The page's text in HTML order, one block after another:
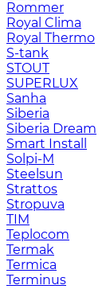
Rommer
Royal Clima
Royal Thermo
S-tank
STOUT
SUPERLUX
Sanha
Siberia
Siberia Dream
Smart Install
Solpi-M
Steelsun
Strattos
Stropuva
TIM
Teplocom
Termak
Termica
Terminus